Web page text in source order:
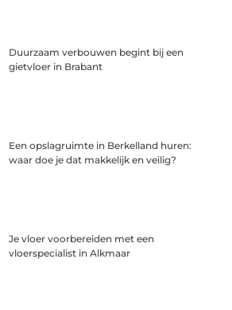
Duurzaam verbouwen begint bij een
gietvloer in Brabant
Een opslagruimte in Berkelland huren:
waar doe je dat makkelijk en veilig?
Je vloer voorbereiden met een
vloerspecialist in Alkmaar